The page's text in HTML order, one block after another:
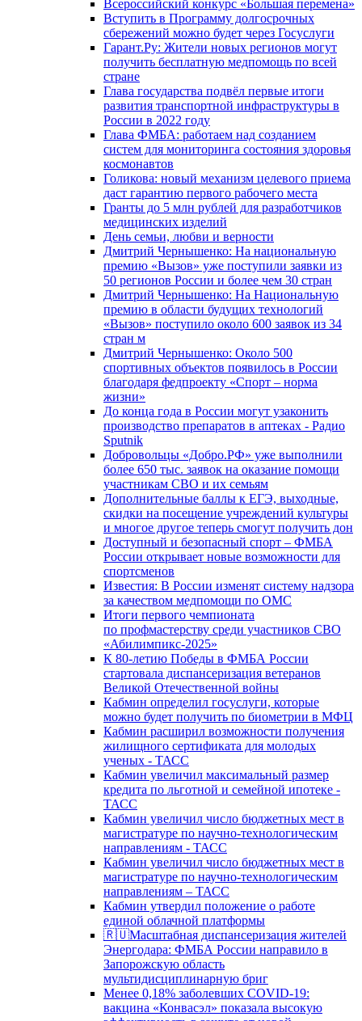
Всероссийский конкурс «Большая перемена»
Вступить в Программу долгосрочных
сбережений можно будет через Госуслуги
Гарант.Ру: Жители новых регионов могут
получить бесплатную медпомощь по всей
стране
Глава государства подвёл первые итоги
развития транспортной инфраструктуры в
России в 2022 году
Глава ФМБА: работаем над созданием
систем для мониторинга состояния здоровья
космонавтов
Голикова: новый механизм целевого приема
даст гарантию первого рабочего места
Гранты до 5 млн рублей для разработчиков
медицинских изделий
День семьи, любви и верности
Дмитрий Чернышенко: На национальную
премию «Вызов» уже поступили заявки из
50 регионов России и более чем 30 стран
Дмитрий Чернышенко: На Национальную
премию в области будущих технологий
«Вызов» поступило около 600 заявок из 34
стран м
Дмитрий Чернышенко: Около 500
спортивных объектов появилось в России
благодаря федпроекту «Спорт – норма
жизни»
До конца года в России могут узаконить
производство препаратов в аптеках - Радио
Sputnik
Добровольцы «Добро.РФ» уже выполнили
более 650 тыс. заявок на оказание помощи
участникам СВО и их семьям
Дополнительные баллы к ЕГЭ, выходные,
скидки на посещение учреждений культуры
и многое другое теперь смогут получить дон
Доступный и безопасный спорт – ФМБА
России открывает новые возможности для
спортсменов
Известия: В России изменят систему надзора
за качеством медпомощи по ОМС
Итоги первого чемпионата
по профмастерству среди участников СВО
«Абилимпикс-2025»
К 80-летию Победы в ФМБА России
стартовала диспансеризация ветеранов
Великой Отечественной войны
Кабмин определил госуслуги, которые
можно будет получить по биометрии в МФЦ
Кабмин расширил возможности получения
жилищного сертификата для молодых
ученых - ТАСС
Кабмин увеличил максимальный размер
кредита по льготной и семейной ипотеке -
ТАСС
Кабмин увеличил число бюджетных мест в
магистратуре по научно-технологическим
направлениям - ТАСС
Кабмин увеличил число бюджетных мест в
магистратуре по научно-технологическим
направлениям – ТАСС
Кабмин утвердил положение о работе
единой облачной платформы
🇷🇺Масштабная диспансеризация жителей
Энергодара: ФМБА России направило в
Запорожскую область
мультидисциплинарную бриг
Менее 0,18% заболевших COVID-19:
вакцина «Конвасэл» показала высокую